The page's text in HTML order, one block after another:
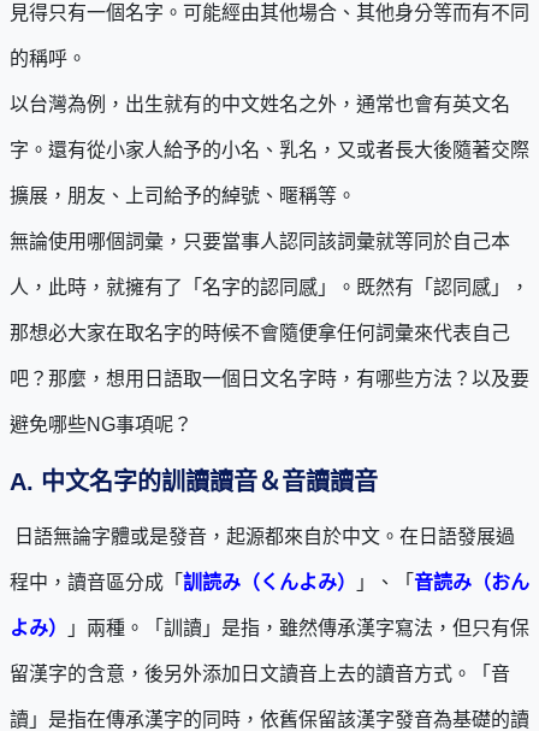
見得只有一個名字。可能經由其他場合、其他身分等而有不同
的稱呼。
以台灣為例，出生就有的中文姓名之外，通常也會有英文名
字。還有從小家人給予的小名、乳名，又或者長大後隨著交際
擴展，朋友、上司給予的綽號、暱稱等。
無論使用哪個詞彙，只要當事人認同該詞彙就等同於自己本
人，此時，就擁有了「名字的認同感」。既然有「認同感」，
那想必大家在取名字的時候不會隨便拿任何詞彙來代表自己
吧？那麼，想用日語取一個日文名字時，有哪些方法？以及要
避免哪些NG事項呢？
A. 中文名字的訓讀讀音＆音讀讀音
日語無論字體或是發音，起源都來自於中文。在日語發展過
程中，讀音區分成「 訓読み（くんよみ） 」、「 音読み（おん
よみ） 」兩種。「訓讀」是指，雖然傳承漢字寫法，但只有保
留漢字的含意，後另外添加日文讀音上去的讀音方式。「音
讀」是指在傳承漢字的同時，依舊保留該漢字發音為基礎的讀